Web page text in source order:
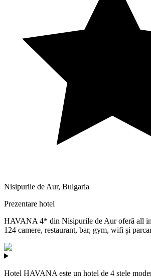
Nisipurile de Aur, Bulgaria
Prezentare hotel
HAVANA 4* din Nisipurile de Aur oferă all
124 camere, restaurant, bar, gym, wifi și
Hotel HAVANA este un hotel de 4 stele